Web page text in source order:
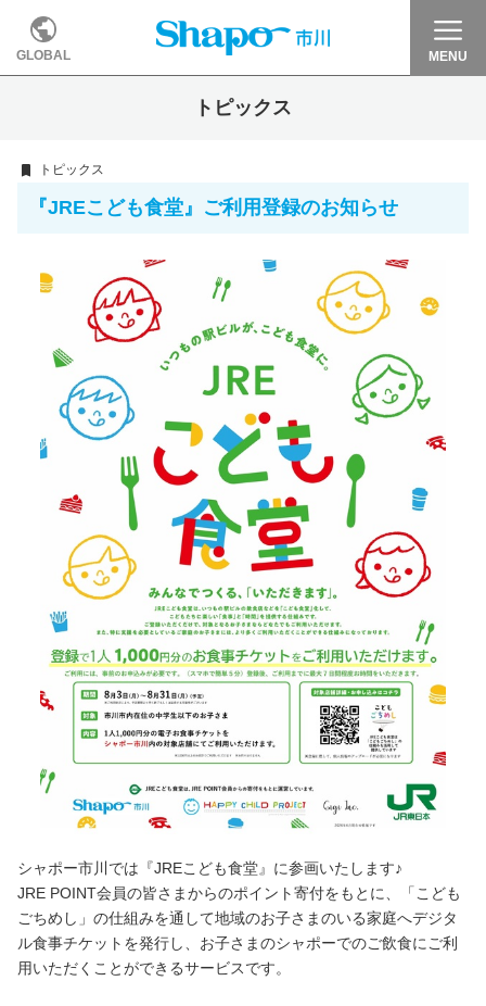
GLOBAL MENU
トピックス
トピックス
『JREこども食堂』ご利用登録のお知らせ
シャポー市川では『JREこども食堂』に参画いたします♪
JRE POINT会員の皆さまからのポイント寄付をもとに、「こども
ごちめし」の仕組みを通して地域のお子さまのいる家庭へデジタ
ル食事チケットを発行し、お子さまのシャポーでのご飲食にご利
用いただくことができるサービスです。